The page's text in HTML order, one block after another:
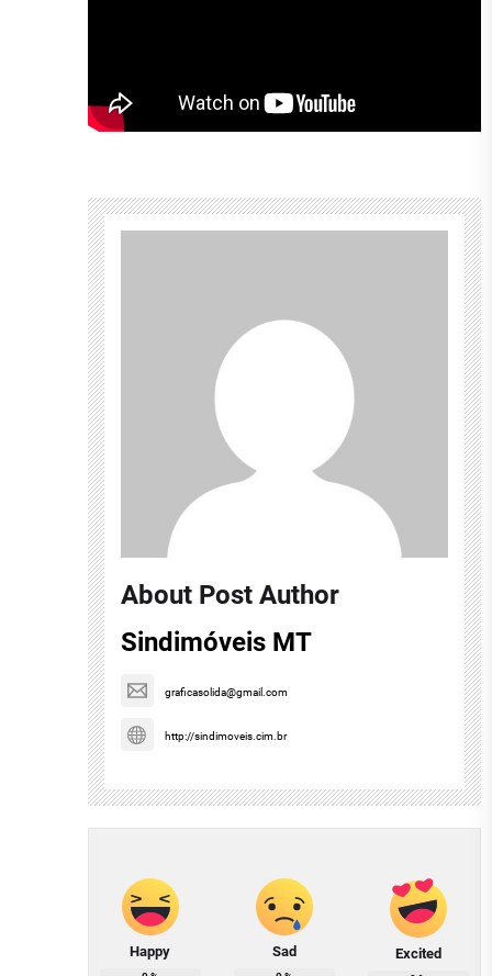
About Post Author
Sindimóveis MT
graficasolida@gmail.com
http://sindimoveis.cim.br
Happy Sad Excited